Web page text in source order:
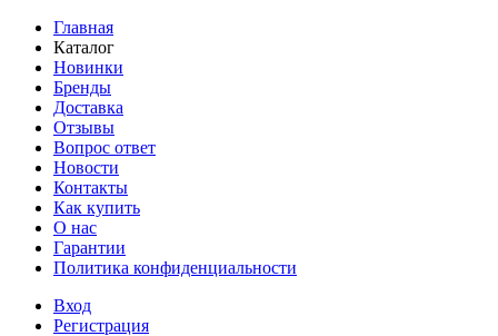
Главная
Каталог
Новинки
Бренды
Доставка
Отзывы
Вопрос ответ
Новости
Контакты
Как купить
О нас
Гарантии
Политика конфиденциальности
Вход
Регистрация